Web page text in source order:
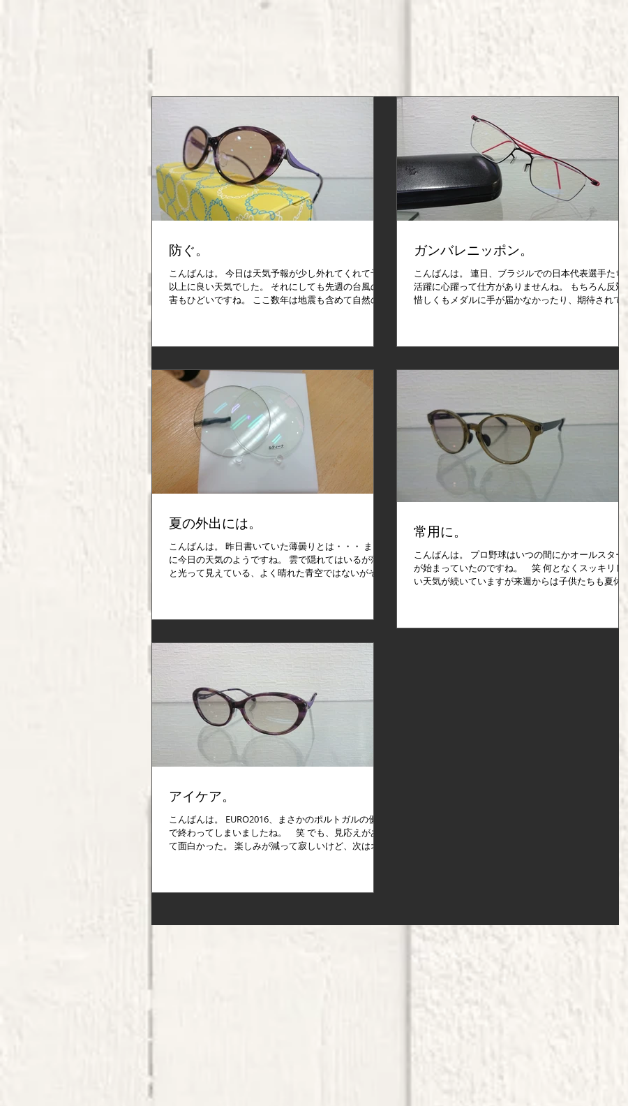
防ぐ。
こんばんは。 今日は天気予報が少し外れてくれて予想
以上に良い天気でした。 それにしても先週の台風の被
害もひどいですね。 ここ数年は地震も含めて自然の力
ガンバレニッポン。
こんばんは。 連日、ブラジルでの日本代表選手たちの
活躍に心躍って仕方がありませんね。 もちろん反対に
惜しくもメダルに手が届かなかったり、期待されてい
たような活躍ができなかった選手を見ると何故か感情
夏の外出には。
こんばんは。 昨日書いていた薄曇りとは・・・ まさ
に今日の天気のようですね。 雲で隠れてはいるが薄ら
と光って見えている、よく晴れた青空ではないがそこ
常用に。
こんばんは。 プロ野球はいつの間にかオールスター戦
が始まっていたのですね。 笑 何となくスッキリしな
い天気が続いていますが来週からは子供たちも夏休み
アイケア。
こんばんは。 EURO2016、まさかのポルトガルの優勝
で終わってしまいましたね。 笑 でも、見応えがあっ
て面白かった。 楽しみが減って寂しいけど、次はオリ